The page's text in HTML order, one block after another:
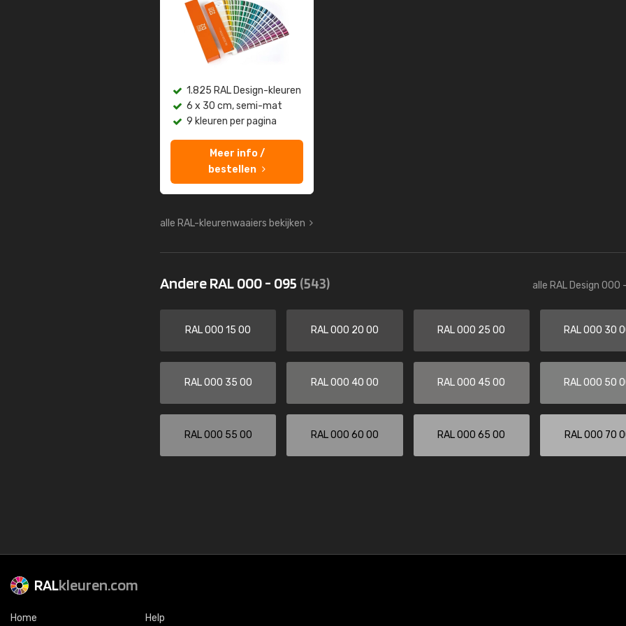
1.825 RAL Design-kleuren
6 x 30 cm, semi-mat
9 kleuren per pagina
Meer info /
bestellen
alle RAL-kleurenwaaiers bekijken
Andere RAL 000 - 095 (543) alle RAL Design 000
RAL 000 15 00 RAL 000 20 00 RAL 000 25 00 RAL 000 30
RAL 000 35 00 RAL 000 40 00 RAL 000 45 00 RAL 000 50
RAL 000 55 00 RAL 000 60 00 RAL 000 65 00 RAL 000 70
RALkleuren.com
Home Help